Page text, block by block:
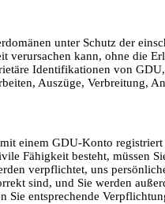
unter Schutz der
verursachen kann, ohne die
Identifikationen von
Auszüge, Verbreitung,
einem GDU-Konto
Fähigkeit besteht, müssen
verpflichtet, uns
sind, und Sie werden
entsprechende